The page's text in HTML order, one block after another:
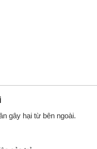
gây hại từ bên ngoài.